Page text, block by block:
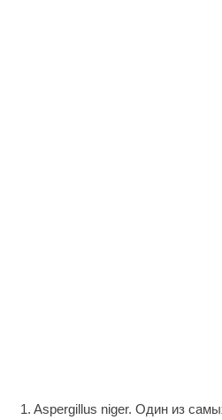
1. Aspergillus niger. Один из